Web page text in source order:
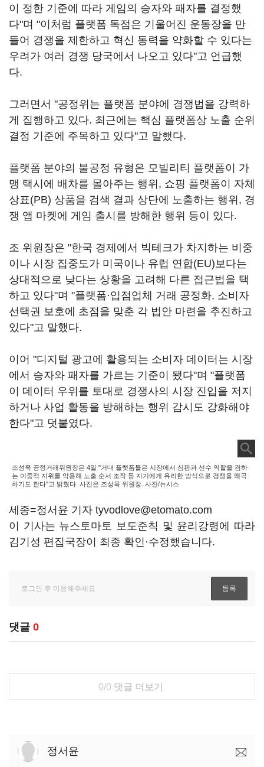
이 정한 기준에 따라 게임의 승자와 패자를 결정했
다"며 "이처럼 플랫폼 독점은 기울어진 운동장을 만
들어 경쟁을 제한하고 혁신 동력을 약화할 수 있다는
우려가 여러 경쟁 당국에서 나오고 있다"고 언급했
다.
그러면서 "공정위는 플랫폼 분야에 경쟁법을 강력하
게 집행하고 있다. 최근에는 핵심 플랫폼상 노출 순위
결정 기준에 주목하고 있다"고 말했다.
플랫폼 분야의 불공정 유형은 모빌리티 플랫폼이 가
맹 택시에 배차를 몰아주는 행위, 쇼핑 플랫폼이 자체
상표(PB) 상품을 검색 결과 상단에 노출하는 행위, 경
쟁 앱 마켓에 게임 출시를 방해한 행위 등이 있다.
조 위원장은 "한국 경제에서 빅테크가 차지하는 비중
이나 시장 집중도가 미국이나 유럽 연합(EU)보다는
상대적으로 낮다는 상황을 고려해 다른 접근법을 택
하고 있다"며 "플랫폼·입점업체 거래 공정화, 소비자
선택권 보호에 초점을 맞춘 각 법안 마련을 추진하고
있다"고 말했다.
이어 "디지털 광고에 활용되는 소비자 데이터는 시장
에서 승자와 패자를 가르는 기준이 됐다"며 "플랫폼
이 데이터 우위를 토대로 경쟁사의 시장 진입을 저지
하거나 사업 활동을 방해하는 행위 감시도 강화해야
한다"고 덧붙였다.
조성욱 공정거래위원장은 4일 "거대 플랫폼들은 시장에서 심판과 선수 역할을 겸하
는 이중적 지위를 악용해 노출 순서 조작 등 자기에게 유리한 방식으로 경쟁을 왜곡
하기도 한다"고 밝혔다. 사진은 조성욱 위원장. 사진/뉴시스
세종=정서윤 기자 tyvodlove@etomato.com
이 기사는 뉴스토마토 보도준칙 및 윤리강령에 따라
김기성 편집국장이 최종 확인·수정했습니다.
댓글 0
0/0 댓글 더보기
정서윤